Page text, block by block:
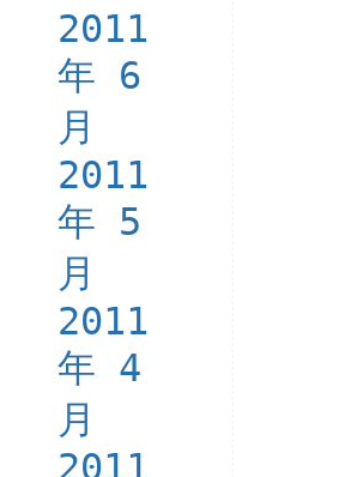
2011
年 6
月
2011
年 5
月
2011
年 4
月
2011